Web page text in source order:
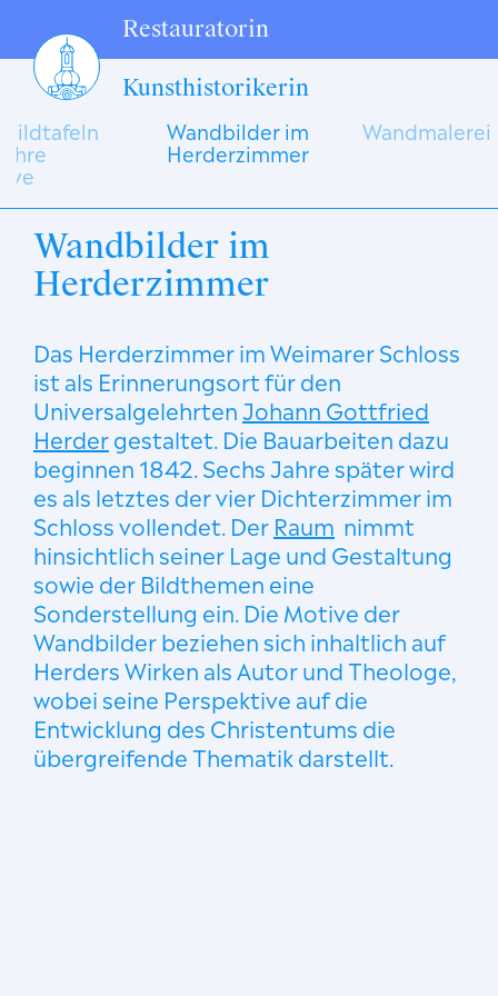
Restauratorin
Kunsthistorikerin
Bildtafeln
ihre
Wandbilder im
Herderzimmer
Wandmalerei
Wandbilder im
Herderzimmer
Das Herderzimmer im Weimarer Schloss
ist als Erinnerungsort für den
UniversalgelehrtenJohann Gottfried
Herdergestaltet. Die Bauarbeiten dazu
beginnen 1842. Sechs Jahre später wird
es als letztes der vier Dichterzimmer im
Schloss vollendet. Der Raum nimmt
hinsichtlich seiner Lage und Gestaltung
sowie der Bildthemen eine
Sonderstellung ein. Die Motive der
Wandbilder beziehen sich inhaltlich auf
Herders Wirken als Autor und Theologe,
wobei seine Perspektive auf die
Entwicklung des Christentums die
übergreifende Thematik darstellt.